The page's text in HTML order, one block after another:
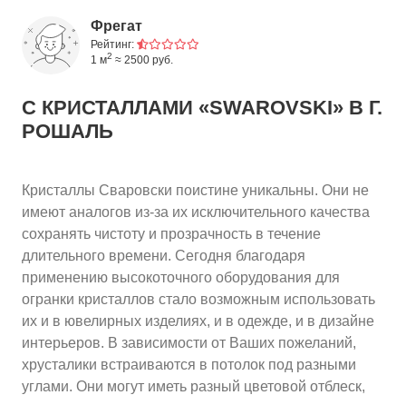
Фрегат
Рейтинг:
1 м2 ≈ 2500 руб.
С КРИСТАЛЛАМИ «SWAROVSKI» В Г.
РОШАЛЬ
Кристаллы Сваровски поистине уникальны. Они не
имеют аналогов из-за их исключительного качества
сохранять чистоту и прозрачность в течение
длительного времени. Сегодня благодаря
применению высокоточного оборудования для
огранки кристаллов стало возможным использовать
их и в ювелирных изделиях, и в одежде, и в дизайне
интерьеров. В зависимости от Ваших пожеланий,
хрусталики встраиваются в потолок под разными
углами. Они могут иметь разный цветовой отблеск,